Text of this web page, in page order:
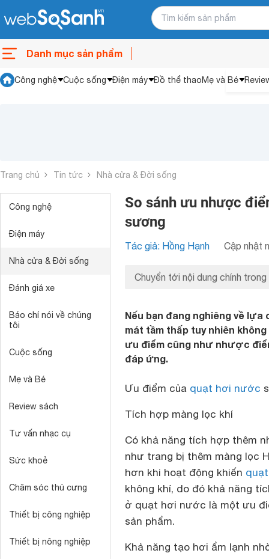
Danh mục sản phẩm
Công nghệ Cuộc sống Điện máy Đồ thể thaoMẹ và Bé
Trang chủ Tin tức Nhà cửa & Đời sống
Công nghệ
Điện máy
Nhà cửa & Đời sống
Đánh giá xe
Báo chí nói về chúng
tôi
Cuộc sống
Mẹ và Bé
Review sách
Tư vấn nhạc cụ
Sức khoẻ
Chăm sóc thú cưng
Thiết bị công nghiệp
Thiết bị nông nghiệp
So sánh ưu nhược
sương
Tác giả: Hồng Hạnh Cập nhật
Chuyển tới nội dung chính trong
Nếu bạn đang nghiêng về
mát tầm thấp tuy nhiên
ưu điểm cũng như nhược
đáp ứng.
Ưu điểm của quạt hơi nước
Tích hợp màng lọc khí
Có khả năng tích hợp thêm
như trang bị thêm màng lọc
hơn khi hoạt động khiến quạt
không khí, do đó khả năng
ở quạt hơi nước là một ưu
sản phẩm.
Khả năng tạo hơi ẩm lạnh